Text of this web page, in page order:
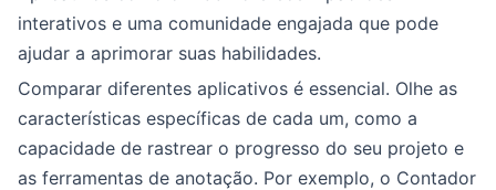
interativos e uma comunidade engajada que pode
ajudar a aprimorar suas habilidades.
Comparar diferentes aplicativos é essencial. Olhe as
características específicas de cada um, como a
capacidade de rastrear o progresso do seu projeto e
as ferramentas de anotação. Por exemplo, o Contador